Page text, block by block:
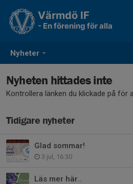
Nyheter
Värmdö IF
- En förening för alla
Nyheten hittades inte
Kontrollera länken du klickade på för
Tidigare nyheter
Glad sommar!
3 jul, 16:30
Läs mer här..